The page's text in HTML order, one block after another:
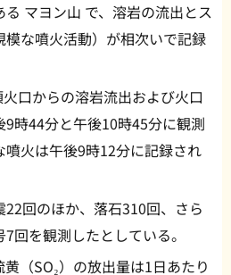
マヨン山 で、溶岩の流出とス
模な噴火活動）が相次いで記録
口からの溶岩流出および火口
時44分と午後10時45分に観測
噴火は午後9時12分に記録され
回のほか、落石310回、さら
回を観測したとしている。
（SO₂）の放出量は1日あたり